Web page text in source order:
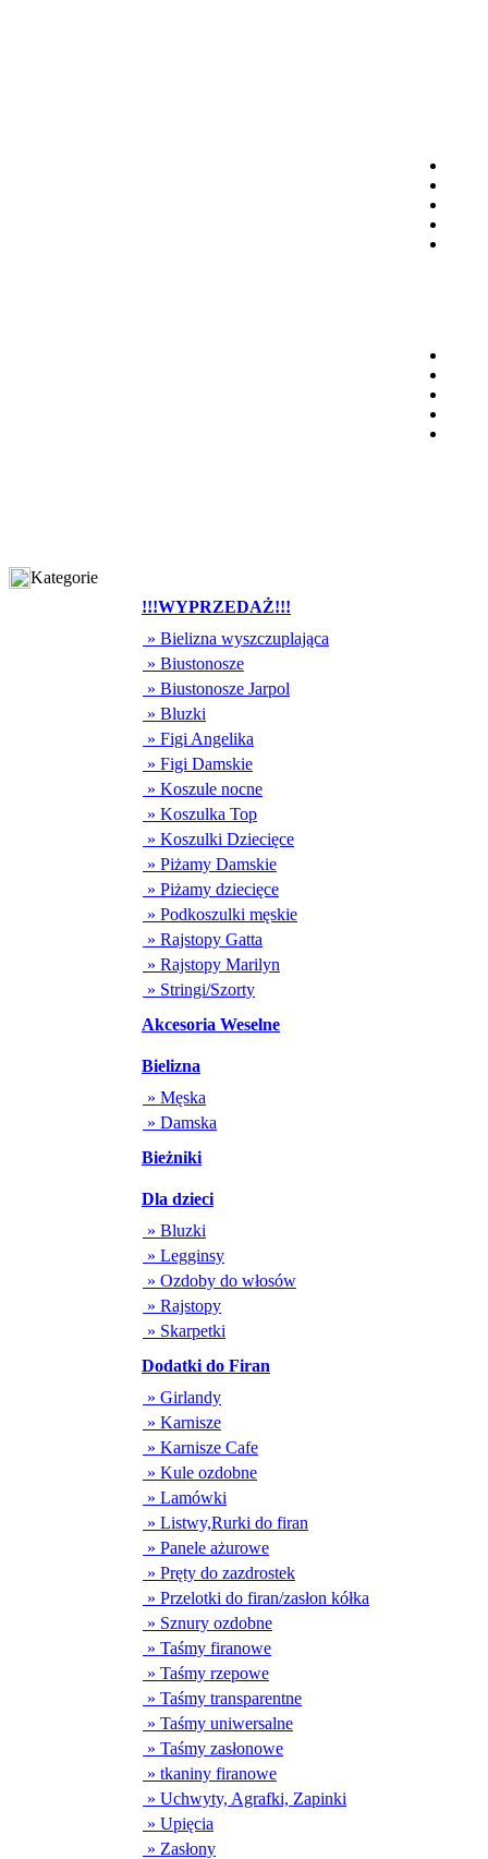
Kategorie
!!!WYPRZEDAŻ!!!
» Bielizna wyszczuplająca
» Biustonosze
» Biustonosze Jarpol
» Bluzki
» Figi Angelika
» Figi Damskie
» Koszule nocne
» Koszulka Top
» Koszulki Dziecięce
» Piżamy Damskie
» Piżamy dziecięce
» Podkoszulki męskie
» Rajstopy Gatta
» Rajstopy Marilyn
» Stringi/Szorty
Akcesoria Weselne
Bielizna
» Męska
» Damska
Bieżniki
Dla dzieci
» Bluzki
» Legginsy
» Ozdoby do włosów
» Rajstopy
» Skarpetki
Dodatki do Firan
» Girlandy
» Karnisze
» Karnisze Cafe
» Kule ozdobne
» Lamówki
» Listwy,Rurki do firan
» Panele ażurowe
» Pręty do zazdrostek
» Przelotki do firan/zasłon kółka
» Sznury ozdobne
» Taśmy firanowe
» Taśmy rzepowe
» Taśmy transparentne
» Taśmy uniwersalne
» Taśmy zasłonowe
» tkaniny firanowe
» Uchwyty, Agrafki, Zapinki
» Upięcia
» Zasłony